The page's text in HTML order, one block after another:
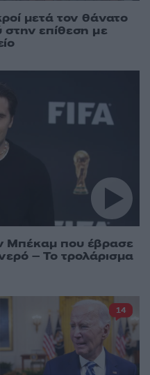
μετά τον θάνατο
στην επίθεση με
Μπέκαμ που έβρασε
– Το τρολάρισμα
14